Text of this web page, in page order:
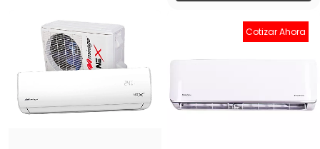
Cotizar Ahora